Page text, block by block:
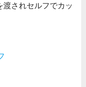
されセルフでカッ